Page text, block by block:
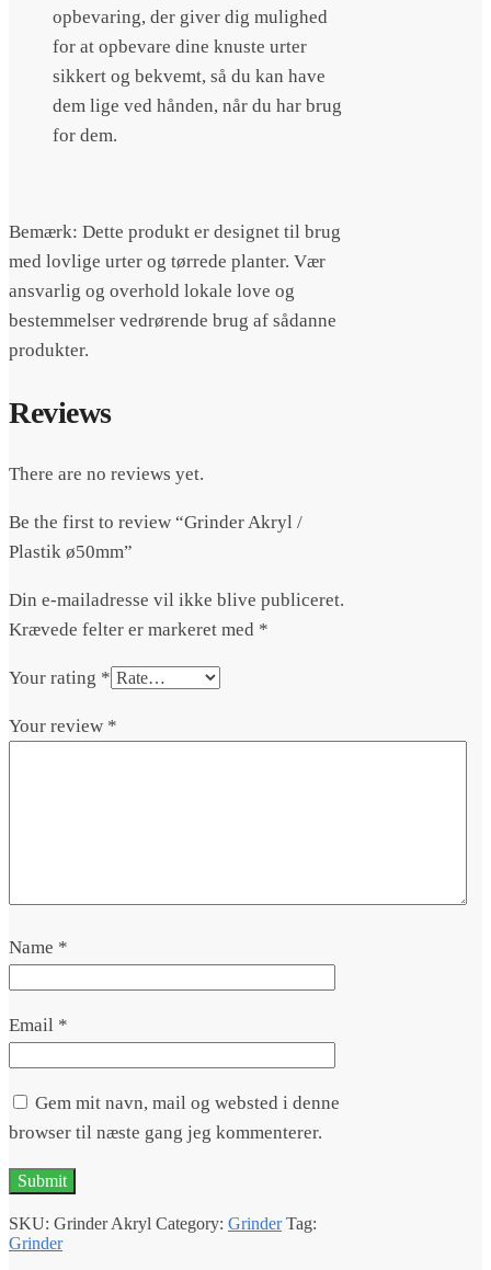
opbevaring, der giver dig mulighed
for at opbevare dine knuste urter
sikkert og bekvemt, så du kan have
dem lige ved hånden, når du har brug
for dem.
Bemærk: Dette produkt er designet til brug
med lovlige urter og tørrede planter. Vær
ansvarlig og overhold lokale love og
bestemmelser vedrørende brug af sådanne
produkter.
Reviews
There are no reviews yet.
Be the first to review “Grinder Akryl /
Plastik ø50mm”
Din e-mailadresse vil ikke blive publiceret.
Krævede felter er markeret med *
Your rating *
Your review *
Name *
Email *
Gem mit navn, mail og websted i denne
browser til næste gang jeg kommenterer.
SKU: Grinder Akryl Category: Grinder Tag:
Grinder